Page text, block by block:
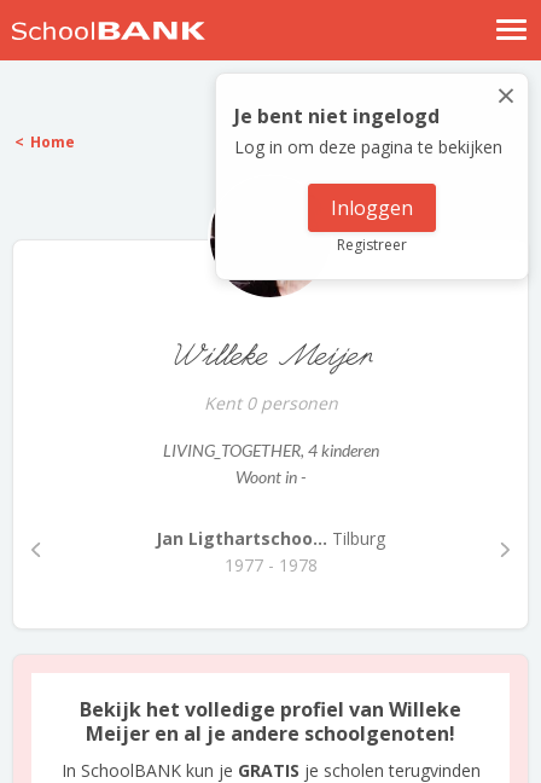
Nostalgische verhalen
Log in
Meld je gratis aan
×
Je bent niet ingelogd
Log in om deze pagina te bekijken
Inloggen
Registreer
Home
Willeke Meijer
Kent 0 personen
LIVING_TOGETHER, 4 kinderen
Woont in -
Jan Ligthartschoo... Tilburg
1977 - 1978
Bekijk het volledige profiel van Willeke
Meijer en al je andere schoolgenoten!
In SchoolBANK kun je GRATIS je scholen terugvinden